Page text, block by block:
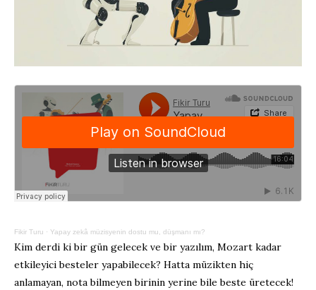
Fikir Turu · Yapay zekâ müzisyenin dostu mu, düşmanı mı?
Kim derdi ki bir gün gelecek ve bir yazılım, Mozart kadar
etkileyici besteler yapabilecek? Hatta müzikten hiç
anlamayan, nota bilmeyen birinin yerine bile beste üretecek!